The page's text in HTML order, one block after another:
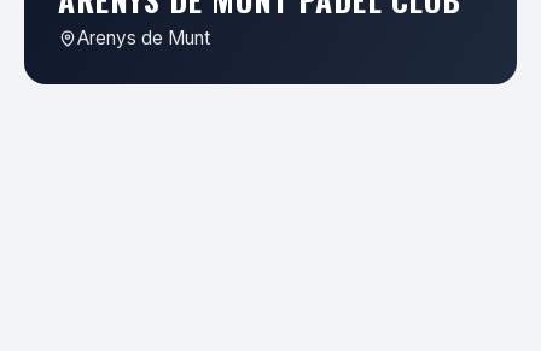
Arenys de Munt